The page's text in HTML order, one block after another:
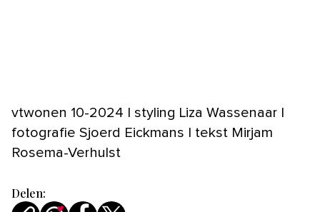
vtwonen 10-2024 | styling Liza Wassenaar |
fotografie Sjoerd Eickmans | tekst Mirjam
Rosema-Verhulst
Delen: